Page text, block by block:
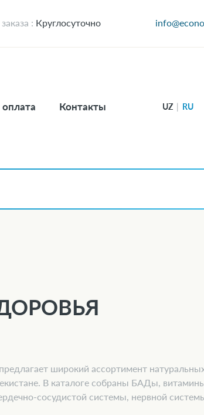
: Круглосуточно
Контакты UZ | RU
широкий ассортимент
В каталоге собраны БАДы,
сосудистой системы, нервной